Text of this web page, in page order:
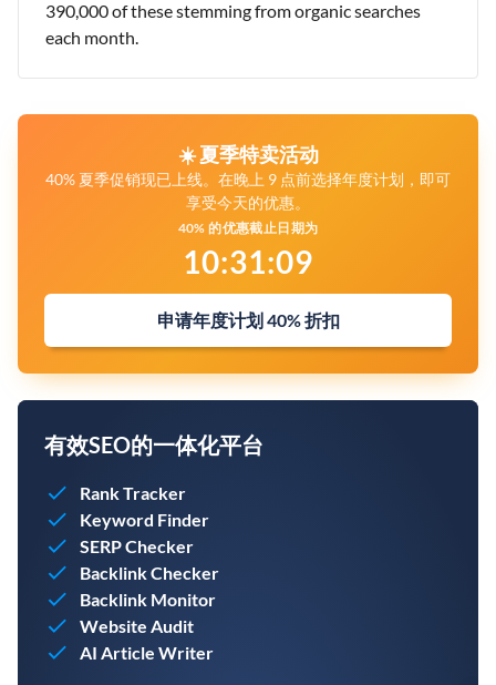
390,000 of these stemming from organic searches
each month.
☀️ 夏季特卖活动
40% 夏季促销现已上线。在晚上 9 点前选择年度计划，即可
享受今天的优惠。
40% 的优惠截止日期为
10:31:08
申请年度计划 40% 折扣
有效SEO的一体化平台
Rank Tracker
Keyword Finder
SERP Checker
Backlink Checker
Backlink Monitor
Website Audit
AI Article Writer